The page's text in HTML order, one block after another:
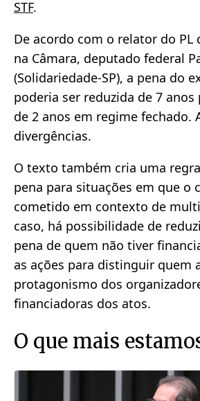
STF.
De acordo com o relator do PL
na Câmara, deputado federal
(Solidariedade-SP), a pena do
poderia ser reduzida de 7
de 2 anos em regime fechado.
divergências.
O texto também cria uma
pena para situações em que o
cometido em contexto de
caso, há possibilidade de
pena de quem não tiver
as ações para distinguir quem
protagonismo dos
financiadoras dos atos.
O que mais